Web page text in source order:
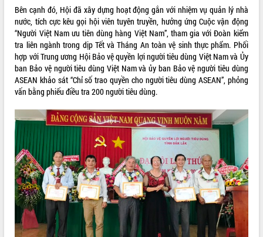
Khơi thông điểm nghẽn, đẩy nhanh
giải ngân vốn khắc phục thiên tai
HĐND tỉnh thông qua điều chỉnh Quy
hoạch tỉnh thời kỳ 2021-2030
Hội thảo góp ý hồ sơ điều chỉnh quy
hoạch tỉnh Đắk Lắk thời kỳ 2021-2030,
tầm nhìn đến năm 2050
Nâng cao hiệu quả hoạt động của các
doanh nghiệp nhà nước
Hội nghị triển khai kết nối mạng
truyền số liệu chuyên dùng phục vụ cơ
quan Đảng, Nhà nước
Lễ phát động chuỗi hoạt động chung
tay làm sạch môi trường
Xã Ea Kar bước chuyển mình trong
công tác cải cách hành chính mô hình
UBND tỉnh họp báo định kỳ tháng 4
Bên cạnh đó, Hội đã xây dựng hoạt động gắn với nhiệm vụ quản lý nhà
nước, tích cực kêu gọi hội viên tuyên truyền, hưởng ứng Cuộc vận động
“Người Việt Nam ưu tiên dùng hàng Việt Nam”, tham gia với Đoàn kiểm
tra liên ngành trong dịp Tết và Tháng An toàn vệ sinh thực phẩm. Phối
hợp với Trung ương Hội Bảo vệ quyền lợi người tiêu dùng Việt Nam và Ủy
ban Bảo vệ người tiêu dùng Việt Nam và ủy ban Bảo vệ người tiêu dùng
ASEAN khảo sát “Chỉ số trao quyền cho người tiêu dùng ASEAN”, phỏng
vấn bằng phiếu điều tra 200 người tiêu dùng.